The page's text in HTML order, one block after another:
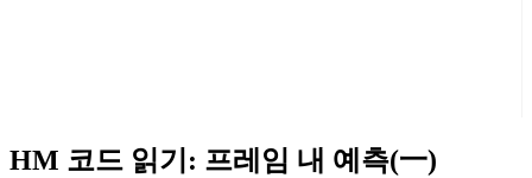
HM 코드 읽기: 프레임 내 예측(一)